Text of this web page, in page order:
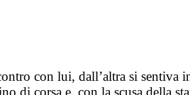
con lui, dall’altra si sentiva
di corsa e, con la scusa della